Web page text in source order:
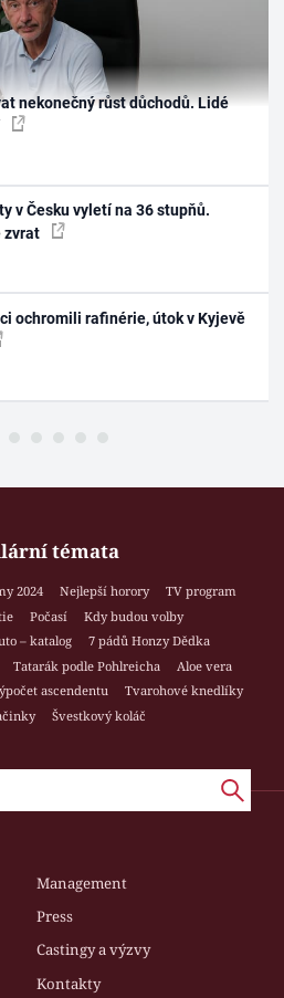
nekonečný růst důchodů. Lidé
v Česku vyletí na 36 stupňů.
zvrat
ochromili rafinérie, útok v Kyjevě
témata
2024 Nejlepší horory
TV program
Počasí
Kdy budou volby
– katalog
7 pádů Honzy Dědka
Tatarák podle Pohlreicha
Aloe vera
ascendentu
Tvarohové knedlíky
Švestkový koláč
Management
Press
Castingy a výzvy
Kontakty